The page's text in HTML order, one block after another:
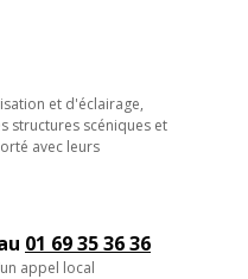
et d'éclairage,
structures scéniques et
avec leurs
01 69 35 36 36
appel local